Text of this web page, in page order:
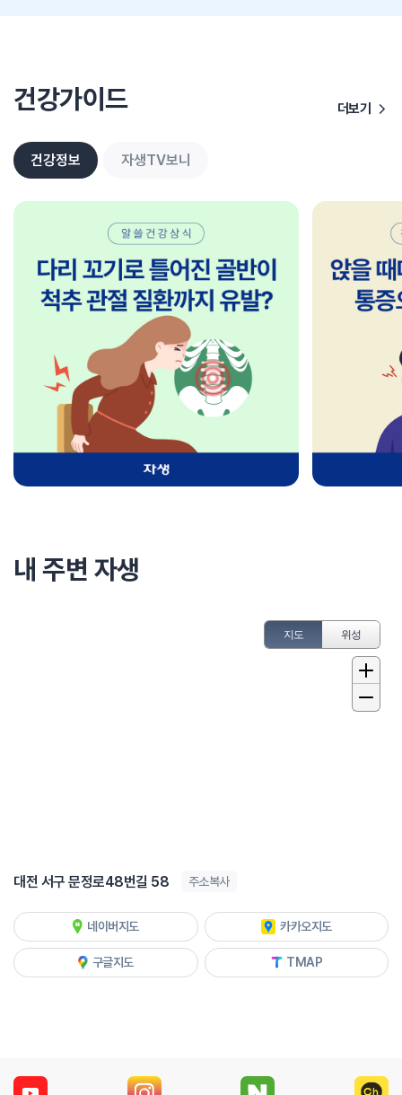
건강가이드 더보기
건강정보 자생TV보니
내 주변 자생
지도 위성
대전 서구 문정로48번길 58 주소복사
네이버지도 카카오지도
구글지도 TMAP